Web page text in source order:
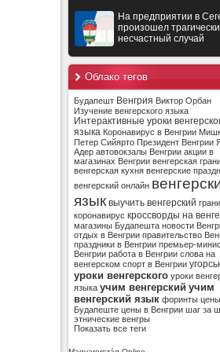
На предприятии в
произошел
несчастный случай
Облако тегов
Будапешт Венгрия Виктор Орбан
Изучение венгерского языка
Интерактивные уроки
языка Коронавирус в Венгрии
Петер Сийярто Президент Венгрии
Адер автовокзалы Венгрии акции в
магазинах Венгрии венгерская
венгерская кухня венгерские
венгерский онлайн
язык выучить венгерский
коронавирус кроссворды на
магазины Будапешта новости
отдых в Венгрии правительство
праздники в Венгрии премьер-
Венгрии работа в Венгрии слова на
венгерском спорт в Венгрии
уроки венгерского уроки
языка учим венгерский учим
венгерский язык форинты
Будапеште цены в Венгрии шаг за
этнические венгры
Показать все теги